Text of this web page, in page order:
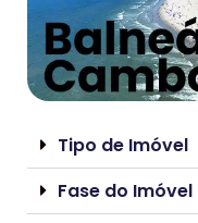
Tipo de Imóvel
Fase do Imóvel